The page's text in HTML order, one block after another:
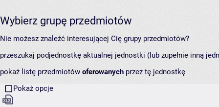
Wybierz grupę przedmiotów
Nie możesz znaleźć interesującej Cię grupy przedmiotów?
przeszukaj podjednostkę aktualnej jednostki (lub zupełnie inną
pokaż listę przedmiotów oferowanych przez tę jednostkę
Pokaż opcje